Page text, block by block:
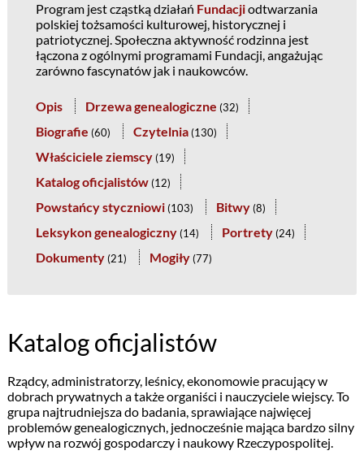
Program jest cząstką działań Fundacjiodtwarzania
polskiej tożsamości kulturowej, historycznej i
patriotycznej. Społeczna aktywność rodzinna jest
łączona z ogólnymi programami Fundacji, angażując
zarówno fascynatów jak i naukowców.
Opis Drzewa genealogiczne (32)
Biografie (60) Czytelnia (130)
Właściciele ziemscy (19)
Katalog oficjalistów (12)
Powstańcy styczniowi (103) Bitwy (8)
Leksykon genealogiczny (14) Portrety (24)
Dokumenty (21) Mogiły (77)
Katalog oficjalistów
Rządcy, administratorzy, leśnicy, ekonomowie pracujący w
dobrach prywatnych a także organiści i nauczyciele wiejscy. To
grupa najtrudniejsza do badania, sprawiające najwięcej
problemów genealogicznych, jednocześnie mająca bardzo silny
wpływ na rozwój gospodarczy i naukowy Rzeczypospolitej.